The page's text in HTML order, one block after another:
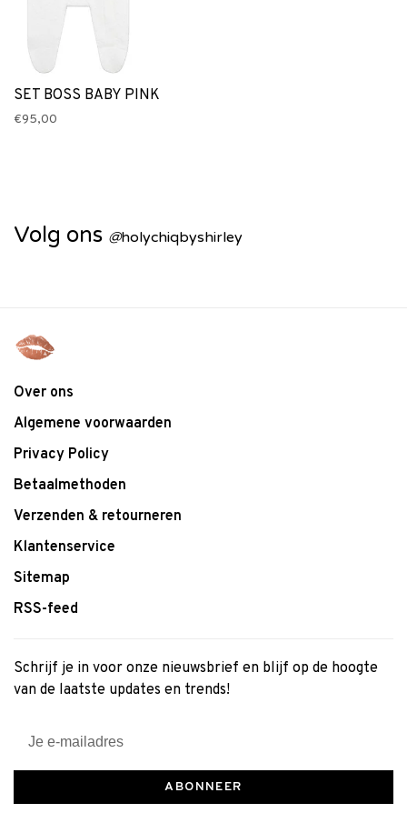
SET BOSS BABY PINK
€95,00
Volg ons @holychiqbyshirley
Over ons
Algemene voorwaarden
Privacy Policy
Betaalmethoden
Verzenden & retourneren
Klantenservice
Sitemap
RSS-feed
Schrijf je in voor onze nieuwsbrief en blijf op de hoogte
van de laatste updates en trends!
ABONNEER